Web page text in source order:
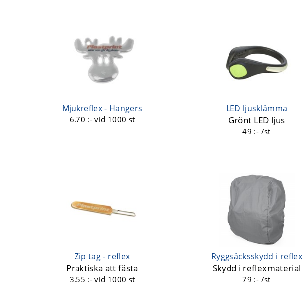
Mjukreflex - Hangers
6.70 :-vid 1000 st
LED ljusklämma
Grönt LED ljus
49 :- /st
Zip tag - reflex
Praktiska att fästa
3.55 :-vid 1000 st
Ryggsäcksskydd i reflex
Skydd i reflexmaterial
79 :- /st